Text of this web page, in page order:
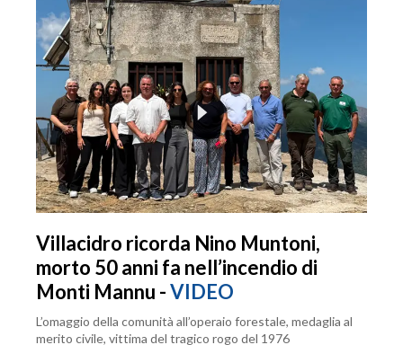
Villacidro ricorda Nino Muntoni,
morto 50 anni fa nell’incendio di
Monti Mannu -VIDEO
L’omaggio della comunità all’operaio forestale, medaglia al
merito civile, vittima del tragico rogo del 1976